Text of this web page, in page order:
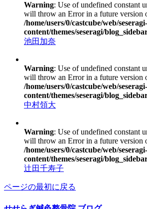
Warning: Use of undefined constant
will throw an Error in a future version
/home/users/0/castcube/web/
content/themes/seseragi/
池田加奈
Warning: Use of undefined constant
will throw an Error in a future version
/home/users/0/castcube/web/
content/themes/seseragi/
中村領大
Warning: Use of undefined constant
will throw an Error in a future version
/home/users/0/castcube/web/
content/themes/seseragi/
辻田千寿子
ページの最初に戻る